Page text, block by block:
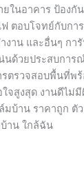
ในอาคาร ป้องกั
ตอบโจทย์กับกา
งาน และอื่นๆ ก
นด้วยประสบกา
ตรวจสอบพื้นที่พ
จสูงสุด งานดีไม่
มบ้าน ราคาถูก ตั
าน ใกล้ฉัน